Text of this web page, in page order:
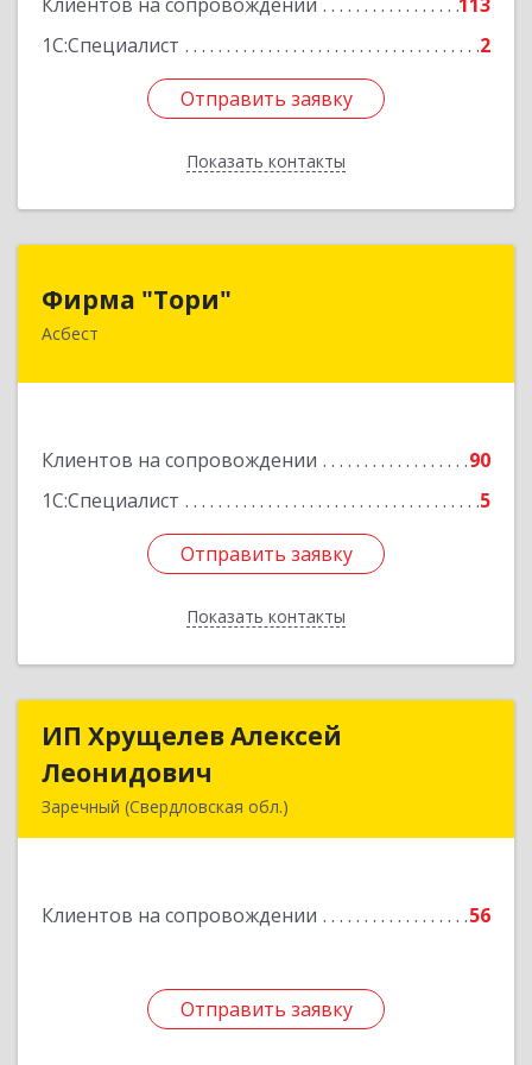
1С:Специалист
2
Отправить заявку
Показать контакты
Отправить заявку
Назад
Фирма "Тори"
Асбест
Клиентов на сопровождении
90
1С:Специалист
5
Отправить заявку
Показать контакты
624286, Свердловская обл, Асбест г, Малышева
Отправить заявку
Назад
ИП Хрущелев Алексей
Леонидович
Заречный (Свердловская обл.)
Клиентов на сопровождении 56
Отправить заявку
ИП Хрущелев Алексей
Подробнее
Отправить заявку